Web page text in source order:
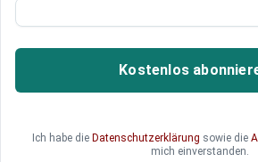
Motorsägen, Heckenscheren
Stihl setzt konsequent auf den
Gartengeräte-Markt. Während
das Unternehmen gleichzeitig
wirtschaftlicher Unsicherheit
Kostenlos
Ich habe die Datenschutzerklärung sowie die
mich einverstanden.